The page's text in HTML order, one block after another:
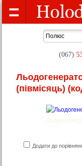
(067)
(півмісяць)
Додати до